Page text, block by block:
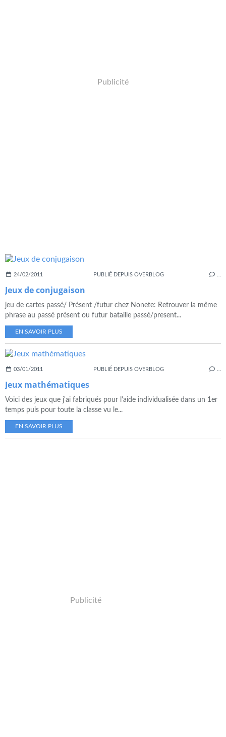
Publicité
24/02/2011 PUBLIÉ DEPUIS OVERBLOG
Jeux de conjugaison
jeu de cartes passé/ Présent /futur chez Nonete: Retrouver la même
phrase au passé présent ou futur bataille passé/present...
EN SAVOIR PLUS
03/01/2011 PUBLIÉ DEPUIS OVERBLOG
Jeux mathématiques
Voici des jeux que j'ai fabriqués pour l'aide individualisée dans un 1er
temps puis pour toute la classe vu le...
EN SAVOIR PLUS
Publicité